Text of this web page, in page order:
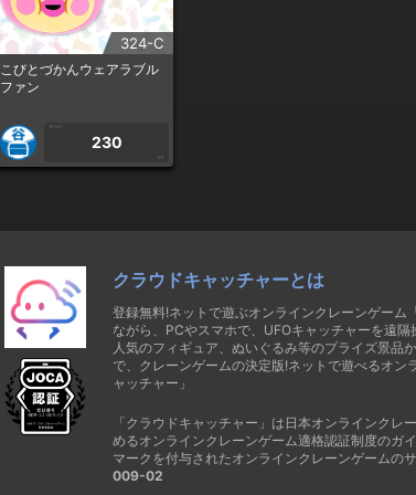
324-C
こびとづかんウェアラブル
ファン
1PLAY
230
CP
クラウドキャッチャーとは
登録無料!ネットで遊ぶオンラインクレーンゲーム
ながら、PCやスマホで、UFOキャッチャーを遠隔
人気のフィギュア、ぬいぐるみ等のプライズ景品
で、クレーンゲームの決定版!ネットで遊べるオン
ャッチャー」
「クラウドキャッチャー」は日本オンラインクレ
めるオンラインクレーンゲーム適格認証制度のガ
マークを付与されたオンラインクレーンゲームのサ
009-02